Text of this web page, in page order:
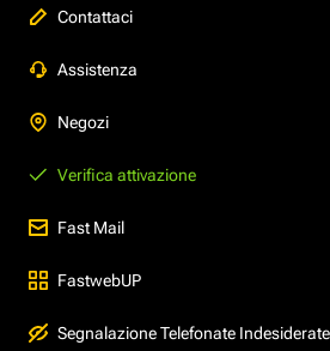
Contattaci
Assistenza
Negozi
Verifica attivazione
Fast Mail
FastwebUP
Segnalazione Telefonate Indesiderate